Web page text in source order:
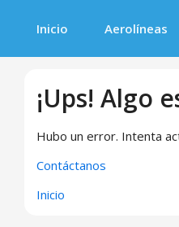
Inicio Aerolíneas
¡Ups! Algo
Hubo un error. Intenta
Contáctanos
Inicio